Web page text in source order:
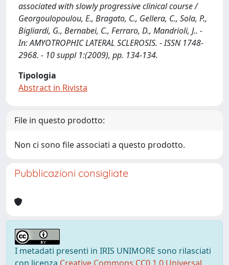
associated with slowly progressive clinical course /
Georgoulopoulou, E., Bragato, C., Gellera, C., Sola, P.,
Bigliardi, G., Bernabei, C., Ferraro, D., Mandrioli, J.. -
In: AMYOTROPHIC LATERAL SCLEROSIS. - ISSN 1748-
2968. - 10 suppl 1:(2009), pp. 134-134.
Tipologia
Abstract in Rivista
File in questo prodotto:
Non ci sono file associati a questo prodotto.
Pubblicazioni consigliate
I metadati presenti in IRIS UNIMORE sono rilasciati